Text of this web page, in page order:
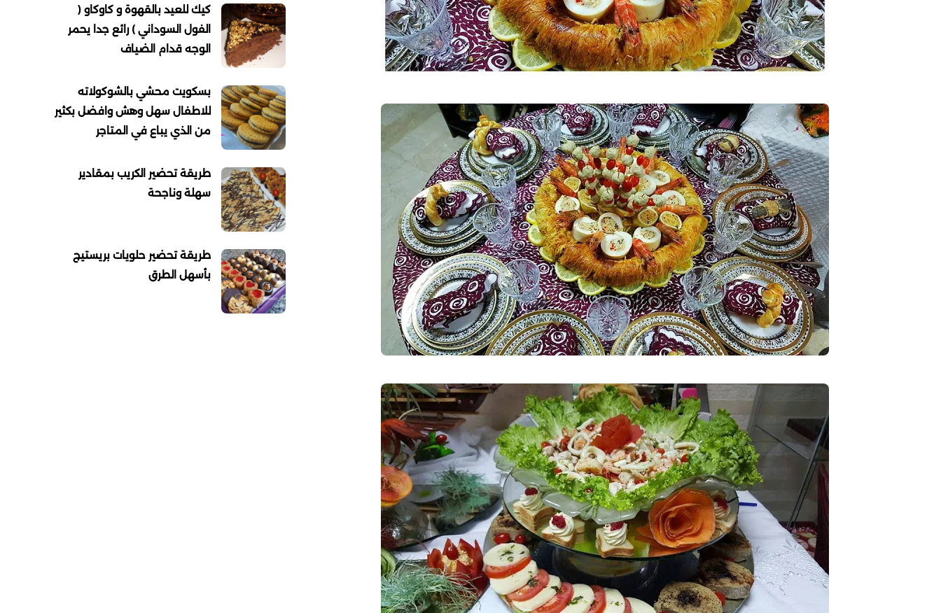
كيك للعيد بالقهوة و كاوكاو (
الفول السوداني ) رائع جدا يحمر
الوجه قدام الضياف
بسكويت محشي بالشوكولاته
للاطفال سهل وهش وافضل بكثير
من الذي يباع في المتاجر
طريقة تحضير الكريب بمقادير
سهلة وناجحة
طريقة تحضير حلويات بريستيج
بأسهل الطرق